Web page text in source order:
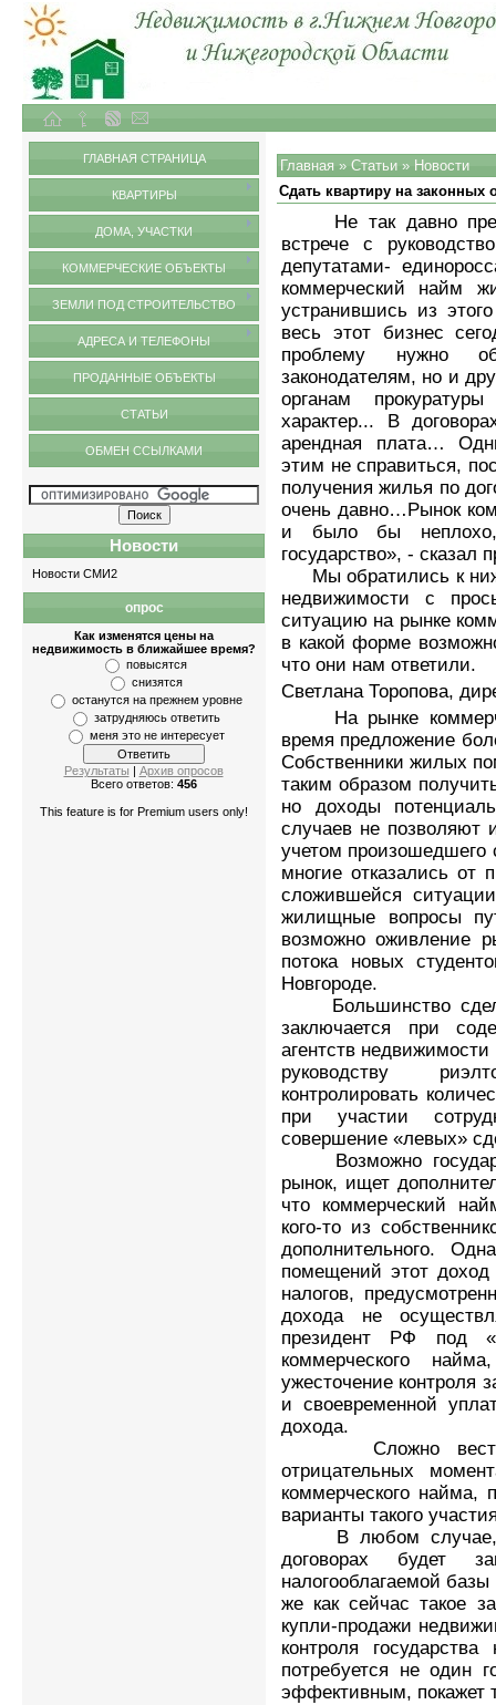
ГЛАВНАЯ СТРАНИЦА
КВАРТИРЫ
ДОМА, УЧАСТКИ
КОММЕРЧЕСКИЕ ОБЪЕКТЫ
ЗЕМЛИ ПОД СТРОИТЕЛЬСТВО
АДРЕСА И ТЕЛЕФОНЫ
ПРОДАННЫЕ ОБЪЕКТЫ
СТАТЬИ
ОБМЕН ССЫЛКАМИ
Новости
Новости СМИ2
опрос
Как изменятся цены на
недвижимость в ближайшее время?
повысятся
снизятся
останутся на прежнем уровне
затрудняюсь ответить
меня это не интересует
Результаты | Архив опросов
Всего ответов: 456
This feature is for Premium users only!
Главная » Статьи » Новости
Сдать квартиру на законных
Не так давно
встрече с
депутатами-
коммерческий найм
устранившись из
весь этот бизнес
проблему нужно
законодателям, но и
органам
характер... В
арендная плата…
этим не справиться,
получения жилья по
очень давно…Рынок
и было бы
государство», - сказал
Мы обратились к
недвижимости с
ситуацию на рынке
в какой форме
что они нам ответили.
Светлана Торопова,
На рынке
время предложение
Собственники жилых
таким образом
но доходы
случаев не позволяют
учетом произошедшего
многие отказались от
сложившейся
жилищные вопросы
возможно оживление
потока новых
Новгороде.
Большинство
заключается при
агентств
руководству
контролировать
при участии
совершение «левых»
Возможно
рынок, ищет
что коммерческий
кого-то из
дополнительного.
помещений этот
налогов,
дохода не
президент РФ под
коммерческого
ужесточение контроля
и своевременной
дохода.
Сложно вести
отрицательных
коммерческого
варианты такого
В любом случае,
договорах будет
налогооблагаемой
же как сейчас такое
купли-продажи
контроля
потребуется не один
эффективным, покажет
однокомнатные